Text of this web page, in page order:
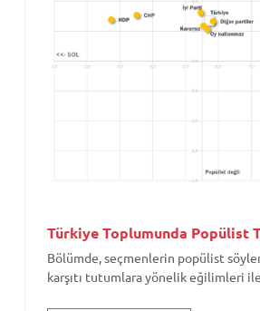
Türkiye Toplumunda Popülist
Bölümde, seçmenlerin popülist
karşıtı tutumlara yönelik eğilimleri